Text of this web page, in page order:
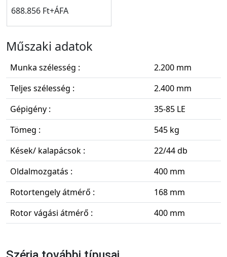
688.856 Ft+ÁFA
Műszaki adatok
Munka szélesség :
2.200 mm
Teljes szélesség :
2.400 mm
Gépigény :
35-85 LE
Tömeg :
545 kg
Kések/ kalapácsok :
22/44 db
Oldalmozgatás :
400 mm
Rotortengely átmérő :
168 mm
Rotor vágási átmérő :
400 mm